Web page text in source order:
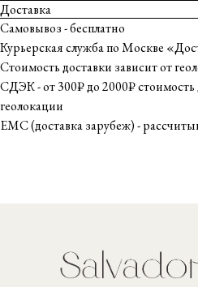
Доставка
Самовывоз - бесплатно
Курьерская служба по Москве
Стоимость доставки зависит от
СДЭК - от 300₽ до 2000₽ стоимость
геолокации
ЕМС (доставка зарубеж) -